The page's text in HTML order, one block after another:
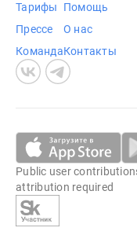
Тарифы
Прессе
Команда
Помощь
О нас
Контакты
Public user
attribution required